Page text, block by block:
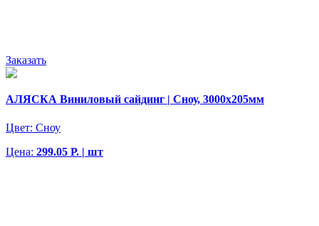
Заказать
АЛЯСКА Виниловый сайдинг | Сноу, 3000х205мм
Цвет: Сноу
Цена: 299.05 Р. | шт